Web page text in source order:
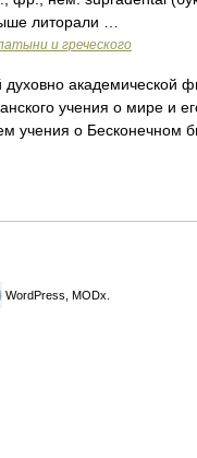
литорали …
и греческого
академической
учения о мире и
учения о Бесконечном
WordPress, MODx.